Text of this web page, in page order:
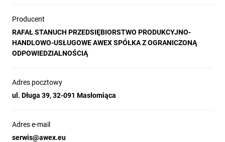
Producent
RAFAŁ STANUCH PRZEDSIĘBIORSTWO PRODUKCYJNO-
HANDLOWO-USŁUGOWE AWEX SPÓŁKA Z OGRANICZONĄ
ODPOWIEDZIALNOŚCIĄ
Adres pocztowy
ul. Długa 39, 32-091 Masłomiąca
Adres e-mail
serwis@awex.eu